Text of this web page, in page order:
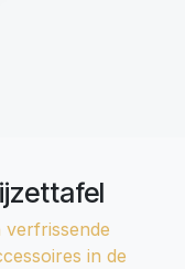
verfrissende
in de